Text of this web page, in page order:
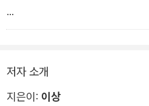
수 없으며 집으로 돌아가지도 못하게
개 해 준다.
'아저씨네 황소는 참 훌륭한 소입니
수 있습니다. 그 동안만 이 황소 뱃속
을 하는 게 절대루 아닙니다. 지가 황
저자 소개
지은이: 이상